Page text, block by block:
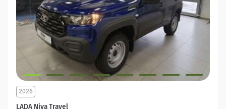
LADA Niva Travel
2026